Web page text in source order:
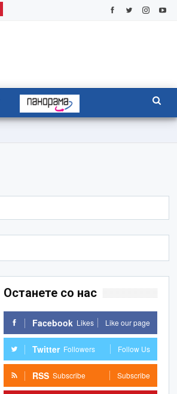
Останете со нас
Facebook Likes Like our page
Twitter Followers Follow Us
RSS Subscribe Subscribe